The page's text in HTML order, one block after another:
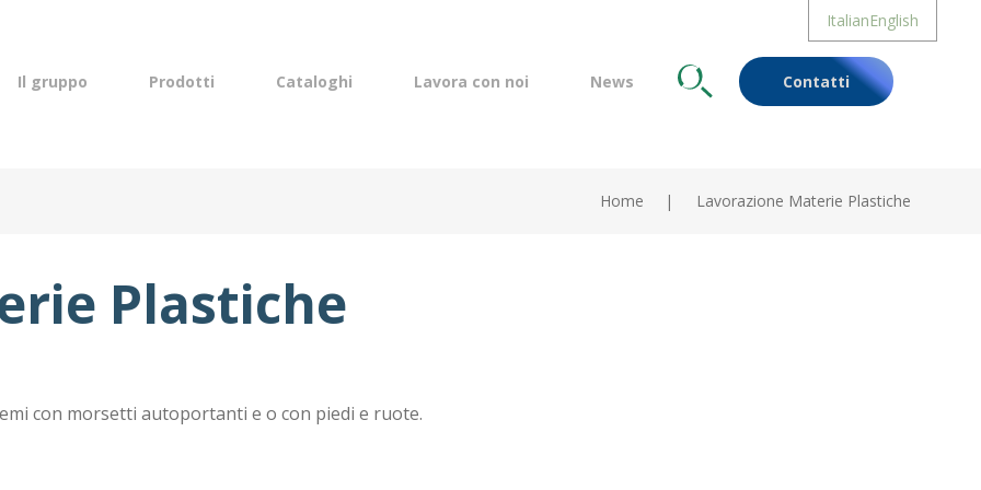
Il gruppo Prodotti Cataloghi Lavora con noi News Cerca Contatti
ItalianEnglish
Home Lavorazione Materie Plastiche
Plastiche
con morsetti autoportanti e o con piedi e ruote.